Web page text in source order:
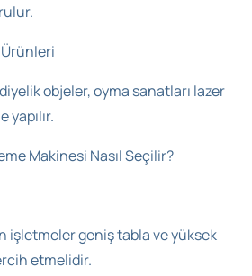
objeler, oyma sanatları lazer
yapılır.
Makinesi Nasıl Seçilir?
işletmeler geniş tabla ve yüksek
etmelidir.